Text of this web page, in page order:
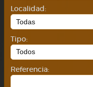
Localidad:
Tipo:
Referencia: